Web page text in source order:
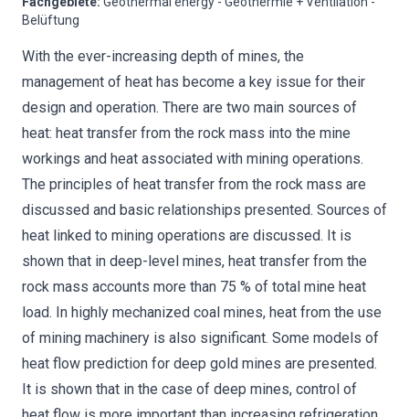
Belüftung
With the ever-increasing depth of mines, the
management of heat has become a key issue for their
design and operation. There are two main sources of
heat: heat transfer from the rock mass into the mine
workings and heat associated with mining operations.
The principles of heat transfer from the rock mass are
discussed and basic relationships presented. Sources of
heat linked to mining operations are discussed. It is
shown that in deep-level mines, heat transfer from the
rock mass accounts more than 75 % of total mine heat
load. In highly mechanized coal mines, heat from the use
of mining machinery is also significant. Some models of
heat flow prediction for deep gold mines are presented.
It is shown that in the case of deep mines, control of